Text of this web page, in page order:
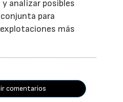
analizar posibles
para
más
comentarios